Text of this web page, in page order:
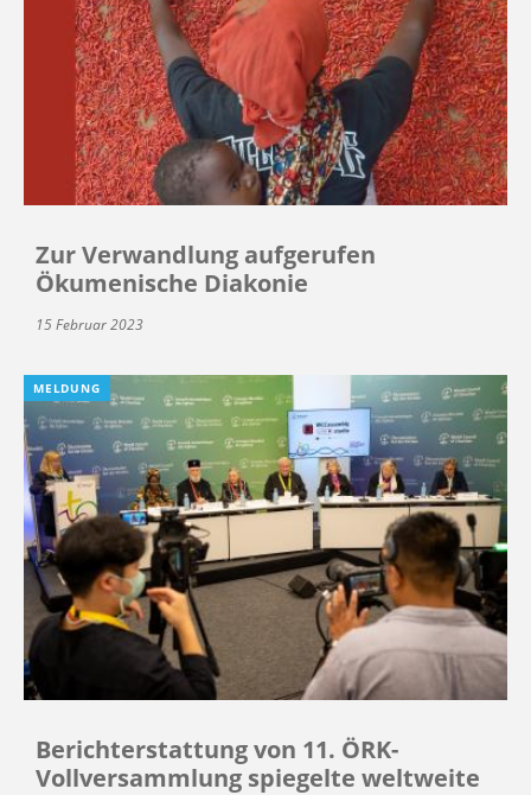
Zur Verwandlung aufgerufen
Ökumenische Diakonie
15 Februar 2023
MELDUNG
Berichterstattung von 11. ÖRK-
Vollversammlung spiegelte weltweite